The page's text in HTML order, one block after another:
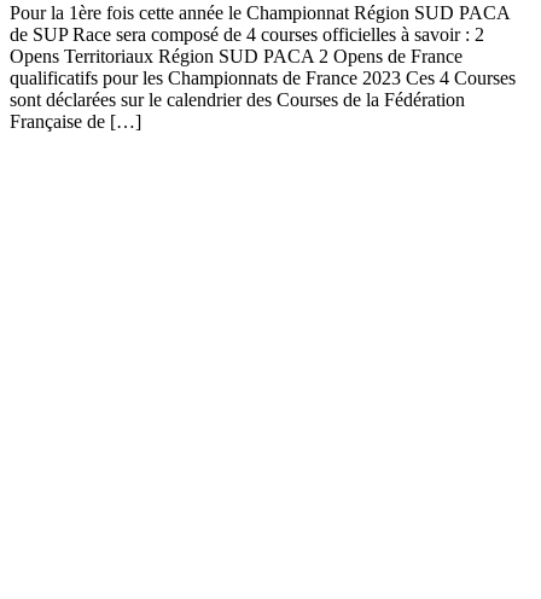
Pour la 1ère fois cette année le Championnat Région SUD PACA
de SUP Race sera composé de 4 courses officielles à savoir : 2
Opens Territoriaux Région SUD PACA 2 Opens de France
qualificatifs pour les Championnats de France 2023 Ces 4 Courses
sont déclarées sur le calendrier des Courses de la Fédération
Française de […]